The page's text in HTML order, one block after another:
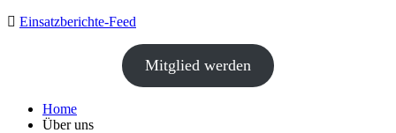
Einsatzberichte-Feed
Mitglied werden
Home
Über uns